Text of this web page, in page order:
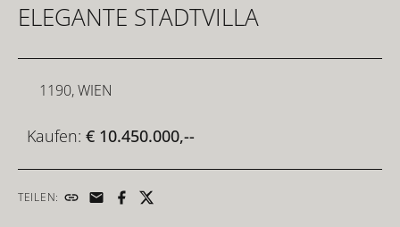
FÜR DEVELOPER
KONTAKT
ELEGANTE STADTVILLA
1190, WIEN
Kaufen: € 10.450.000,--
TEILEN: